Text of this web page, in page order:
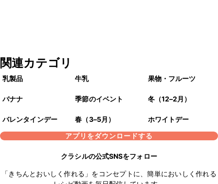
関連カテゴリ
乳製品 牛乳 果物・フルーツ
バナナ 季節のイベント 冬（12–2月）
バレンタインデー 春（3–5月）
ホワイトデー
アプリをダウンロードする
クラシルの公式SNSをフォロー
「きちんとおいしく作れる」をコンセプトに、簡単においしく作れる